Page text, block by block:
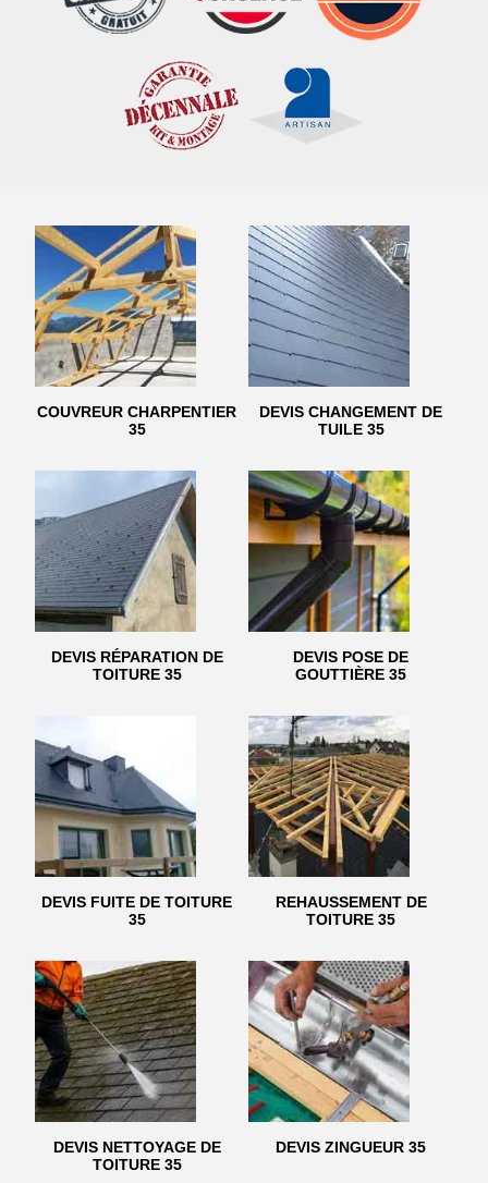
COUVREUR CHARPENTIER
35
DEVIS CHANGEMENT DE
TUILE 35
DEVIS RÉPARATION DE
TOITURE 35
DEVIS POSE DE
GOUTTIÈRE 35
DEVIS FUITE DE TOITURE
35
REHAUSSEMENT DE
TOITURE 35
DEVIS NETTOYAGE DE
TOITURE 35
DEVIS ZINGUEUR 35